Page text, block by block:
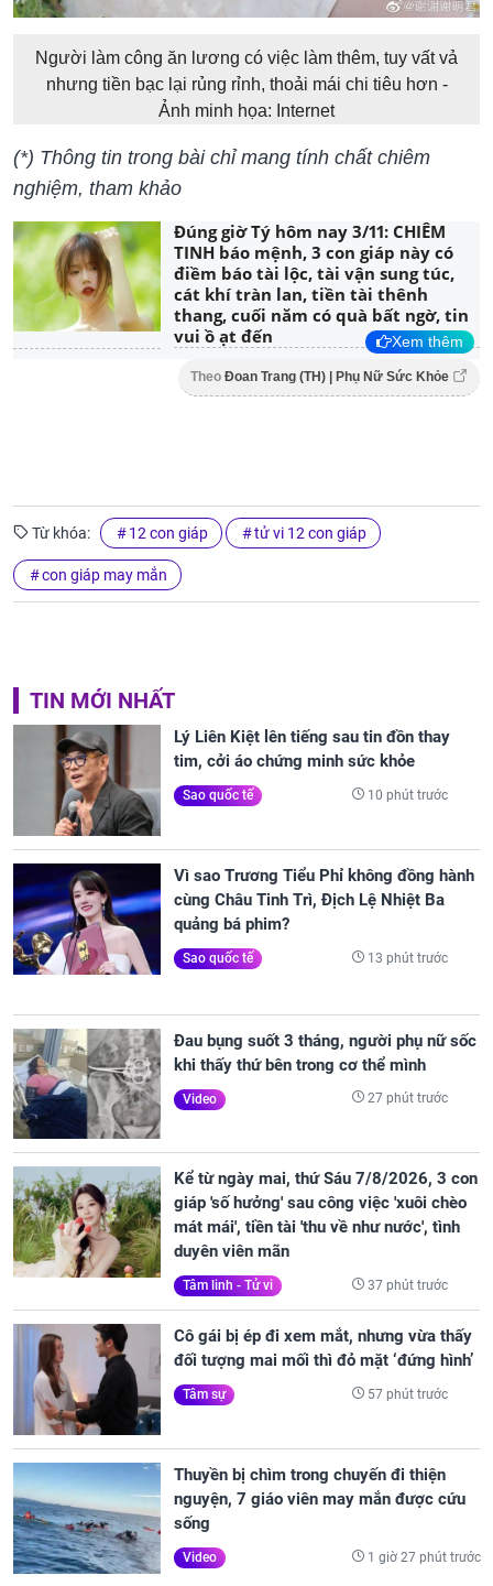
Người làm công ăn lương có việc làm thêm, tuy vất vả
nhưng tiền bạc lại rủng rỉnh, thoải mái chi tiêu hơn -
Ảnh minh họa: Internet
(*) Thông tin trong bài chỉ mang tính chất chiêm
nghiệm, tham khảo
Đúng giờ Tý hôm nay 3/11: CHIÊM
TINH báo mệnh, 3 con giáp này có
điềm báo tài lộc, tài vận sung túc,
cát khí tràn lan, tiền tài thênh
thang, cuối năm có quà bất ngờ, tin
vui ồ ạt đến
Xem thêm
Theo Đoan Trang (TH) | Phụ Nữ Sức Khỏe
Từ khóa: 12 con giáp tử vi 12 con giáp
con giáp may mắn
TIN MỚI NHẤT
Lý Liên Kiệt lên tiếng sau tin đồn thay
tim, cởi áo chứng minh sức khỏe
Sao quốc tế 10 phút trước
Vì sao Trương Tiểu Phỉ không đồng hành
cùng Châu Tinh Trì, Địch Lệ Nhiệt Ba
quảng bá phim?
Sao quốc tế 13 phút trước
Đau bụng suốt 3 tháng, người phụ nữ sốc
khi thấy thứ bên trong cơ thể mình
Video 27 phút trước
Kể từ ngày mai, thứ Sáu 7/8/2026, 3 con
giáp 'số hưởng' sau công việc 'xuôi chèo
mát mái', tiền tài 'thu về như nước', tình
duyên viên mãn
Tâm linh - Tử vi 37 phút trước
Cô gái bị ép đi xem mắt, nhưng vừa thấy
đối tượng mai mối thì đỏ mặt ‘đứng hình’
Tâm sự 57 phút trước
Thuyền bị chìm trong chuyến đi thiện
nguyện, 7 giáo viên may mắn được cứu
sống
Video 1 giờ 27 phút trước